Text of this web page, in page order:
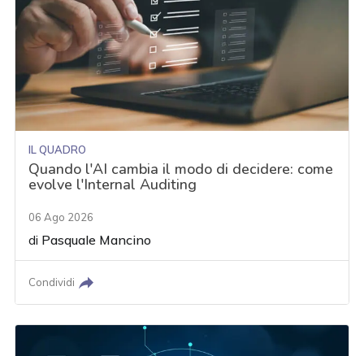
IL QUADRO
Quando l'AI cambia il modo di decidere: come
evolve l'Internal Auditing
06 Ago 2026
di Pasquale Mancino
Condividi